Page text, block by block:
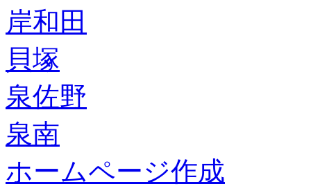
岸和田
貝塚
泉佐野
泉南
ホームページ作成